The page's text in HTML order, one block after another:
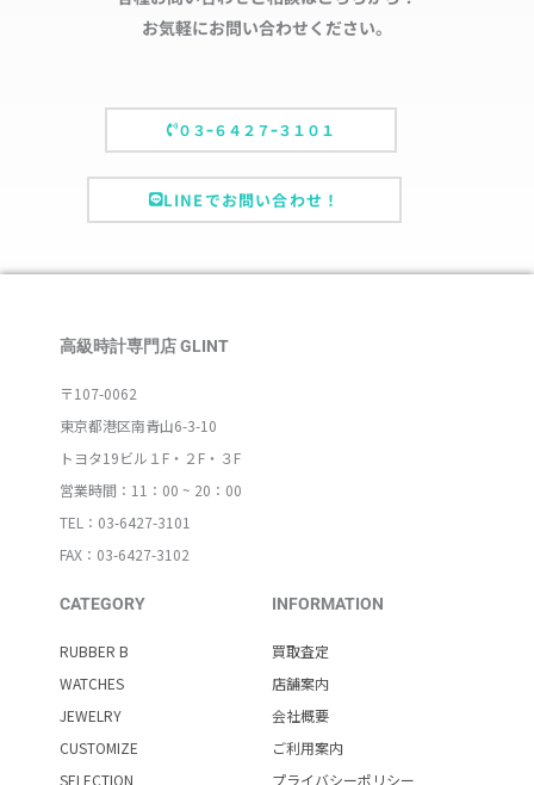
お気軽にお問い合わせください。
０３ｰ６４２７ｰ３１０１
LINEでお問い合わせ！
高級時計専門店 GLINT
〒107-0062
東京都港区南青山6-3-10
トヨタ19ビル１F・２F・３F
営業時間：11：00 ~ 20：00
TEL：03-6427-3101
FAX：03-6427-3102
CATEGORY
RUBBER B
WATCHES
JEWELRY
CUSTOMIZE
SELECTION
INFORMATION
買取査定
店舗案内
会社概要
ご利用案内
プライバシーポリシー